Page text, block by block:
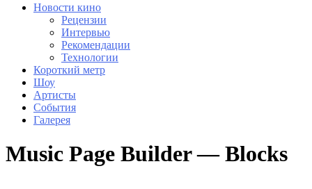
Новости кино
Рецензии
Интервью
Рекомендации
Технологии
Короткий метр
Шоу
Артисты
События
Галерея
Music Page Builder — Blocks